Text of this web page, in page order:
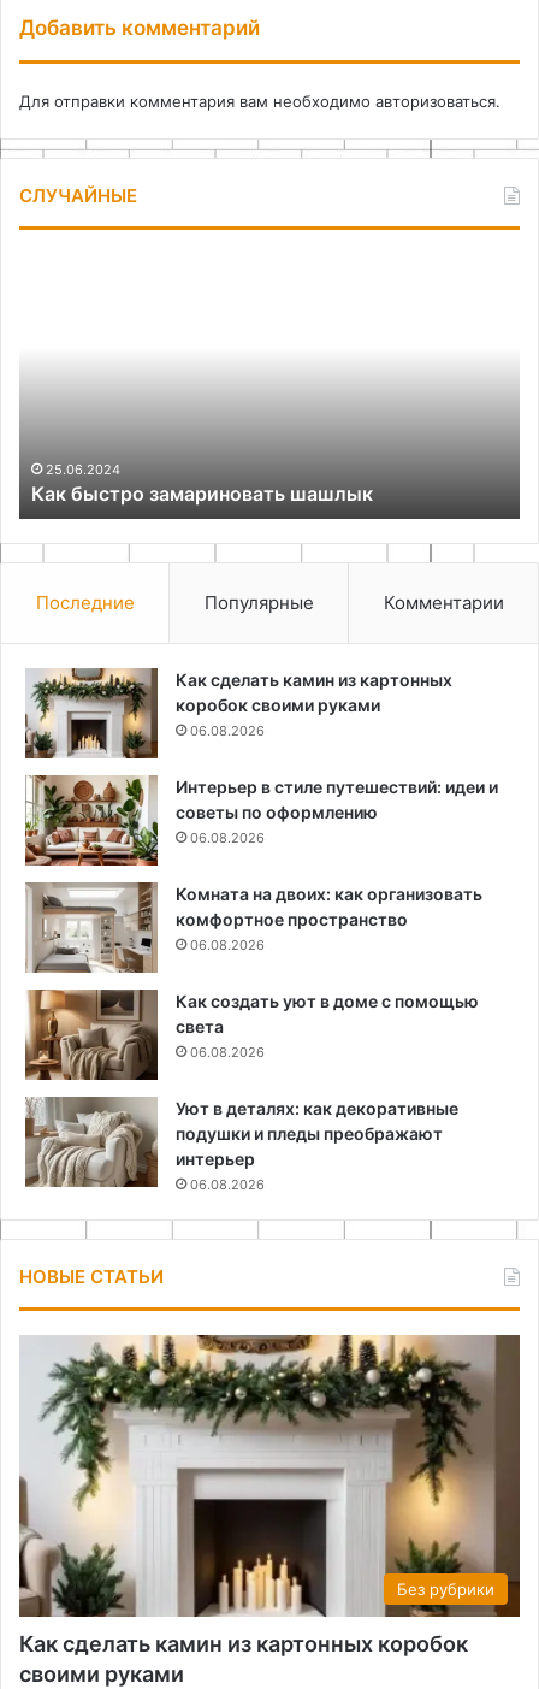
Добавить комментарий
Для отправки комментария вам необходимо авторизоваться.
СЛУЧАЙНЫЕ
25.06.2024
Как быстро замариновать шашлык
Последние Популярные Комментарии
Как сделать камин из картонных
коробок своими руками
06.08.2026
Интерьер в стиле путешествий: идеи и
советы по оформлению
06.08.2026
Комната на двоих: как организовать
комфортное пространство
06.08.2026
Как создать уют в доме с помощью
света
06.08.2026
Уют в деталях: как декоративные
подушки и пледы преображают
интерьер
06.08.2026
НОВЫЕ СТАТЬИ
Без рубрики
Как сделать камин из картонных коробок
своими руками